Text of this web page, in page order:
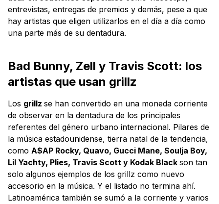
entrevistas, entregas de premios y demás, pese a que
hay artistas que eligen utilizarlos en el día a día como
una parte más de su dentadura.
Bad Bunny, Zell y Travis Scott: los
artistas que usan grillz
Los grillz se han convertido en una moneda corriente
de observar en la dentadura de los principales
referentes del género urbano internacional. Pilares de
la música estadounidense, tierra natal de la tendencia,
como A$AP Rocky, Quavo, Gucci Mane, Soulja Boy,
Lil Yachty, Plies, Travis Scott y Kodak Black son tan
solo algunos ejemplos de los grillz como nuevo
accesorio en la música. Y el listado no termina ahí.
Latinoamérica también se sumó a la corriente y varios